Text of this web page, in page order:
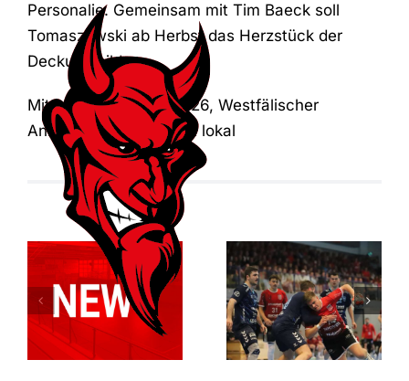
Personalie. Gemeinsam mit Tim Baeck soll
Tomaszewski ab Herbst das Herzstück der
Deckung bilden.
Mittwoch, 08. April 2026, Westfälischer
Anzeiger Bönen / Sport lokal
Relegationsspiel
abgesagt –
RSV verbleibt
in der
Verbandsliga
Dortmund
entreißt dem
RSV
Altenbögge
die